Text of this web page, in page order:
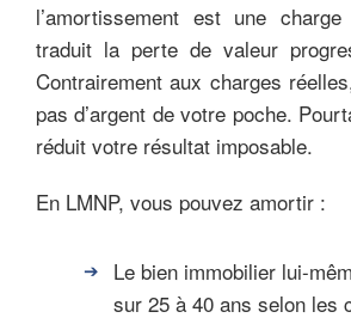
l’amortissement est une
traduit la perte de valeur
Contrairement aux charges
pas d’argent de votre poche.
réduit votre résultat imposable.
En LMNP, vous pouvez amortir :
Le bien immobilier lui-
sur 25 à 40 ans selon les